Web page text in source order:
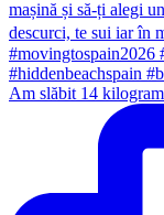
Am slăbit 14